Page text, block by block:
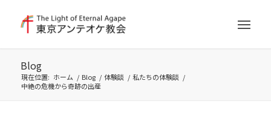
Blog
現在位置: ホーム / Blog / 体験談 / 私たちの体験談 /
中絶の危機から奇跡の出産